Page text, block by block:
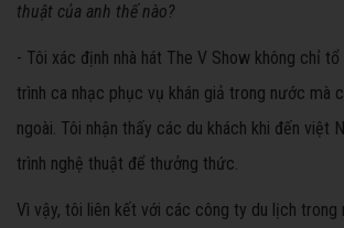
thuật của anh thế nào?
- Tôi xác định nhà hát The V Show không chỉ
trình ca nhạc phục vụ khán giả trong nước mà
ngoài. Tôi nhận thấy các du khách khi đến việt
trình nghệ thuật để thưởng thức.
Vì vậy, tôi liên kết với các công ty du lịch